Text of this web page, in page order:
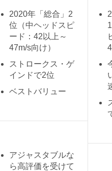
2020年「総合」2
位（中ヘッドスピ
ード：42以上～
47m/s向け）
ストロークス・ゲ
インドで2位
ベストバリュー
アジャスタブルな
ら高評価を受けて